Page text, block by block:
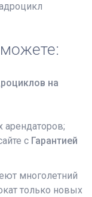
на
с Гарантией
многолетний
только новых